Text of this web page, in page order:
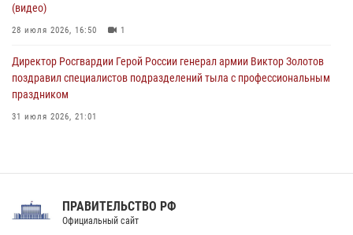
(видео)
28 июля 2026, 16:50 1
Директор Росгвардии Герой России генерал армии Виктор Золотов
поздравил специалистов подразделений тыла с профессиональным
праздником
31 июля 2026, 21:01
Праздник «Один день с Росгвардией» к 105-летию Центрального
ПРАВИТЕЛЬСТВО РФ
Официальный сайт